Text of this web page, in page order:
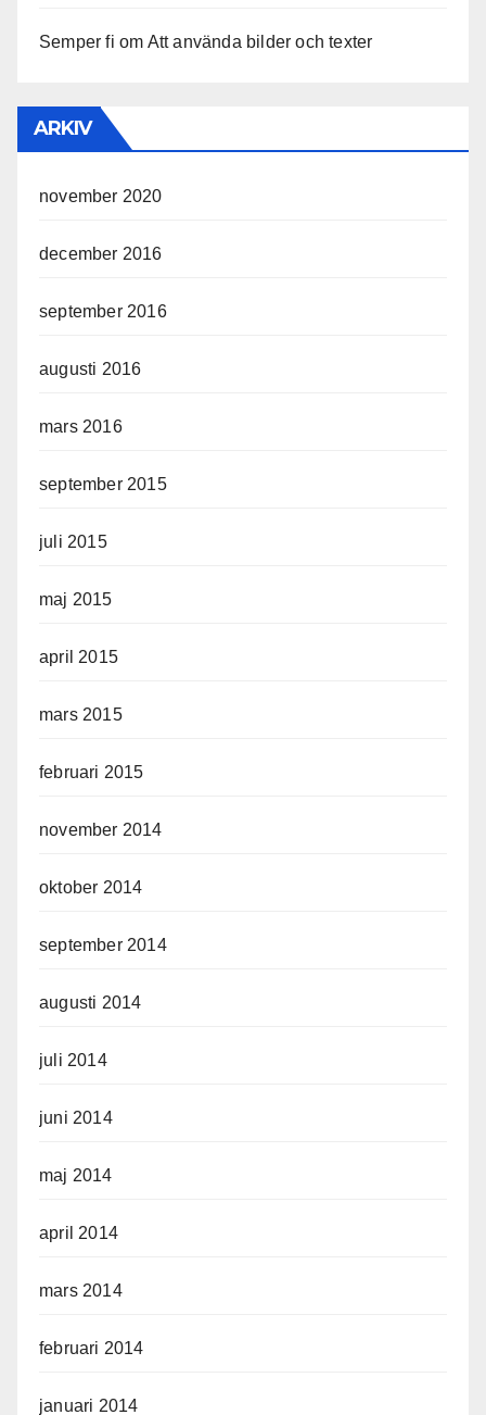
Semper fi om Att använda bilder och texter
ARKIV
november 2020
december 2016
september 2016
augusti 2016
mars 2016
september 2015
juli 2015
maj 2015
april 2015
mars 2015
februari 2015
november 2014
oktober 2014
september 2014
augusti 2014
juli 2014
juni 2014
maj 2014
april 2014
mars 2014
februari 2014
januari 2014